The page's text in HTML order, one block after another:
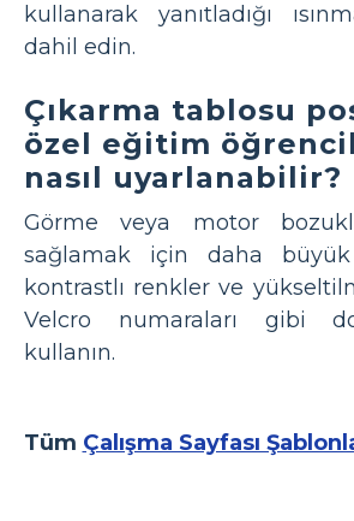
kullanarak yanıtladığı
dahil edin.
Çıkarma tablosu
özel eğitim
nasıl uyarlanabilir?
Görme veya motor
sağlamak için daha büyük
kontrastlı renkler ve
Velcro numaraları gibi
kullanın.
Tüm Çalışma Sayfası